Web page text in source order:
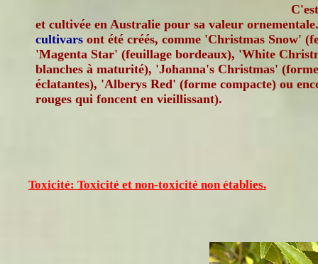
et cultivée en Australie pour sa valeur
cultivars ont été créés, comme 'Christmas Snow'
'Magenta Star' (feuillage bordeaux), 'White
blanches à maturité), 'Johanna's Christmas'
éclatantes), 'Alberys Red' (forme compacte) ou
rouges qui foncent en vieillissant).
Toxicité: Toxicité et non-toxicité non établies.